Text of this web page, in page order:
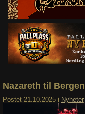
Søk
Nazareth til Bergen
Postet 21.10.2025 i Nyheter